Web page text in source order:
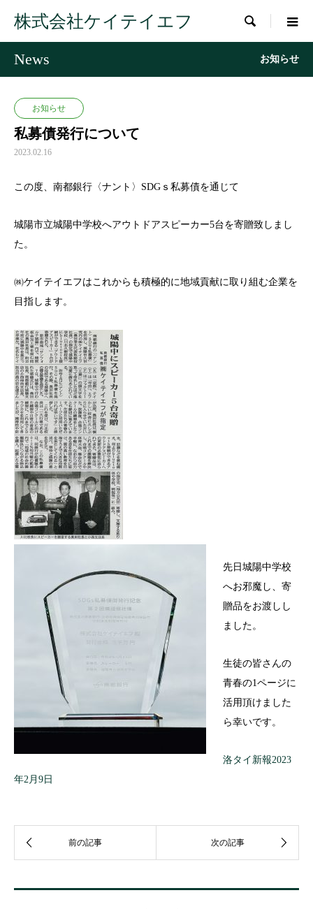
株式会社ケイテイエフ 
News お知らせ
お知らせ
私募債発行について
2023.02.16
この度、南都銀行〈ナント〉SDGｓ私募債を通じて
城陽市立城陽中学校へアウトドアスピーカー5台を寄贈致しまし
た。
㈱ケイテイエフはこれからも積極的に地域貢献に取り組む企業を
目指します。
先日城陽中学校
へお邪魔し、寄
贈品をお渡しし
ました。
生徒の皆さんの
青春の1ページに
活用頂けました
ら幸いです。
洛タイ新報2023
年2月9日